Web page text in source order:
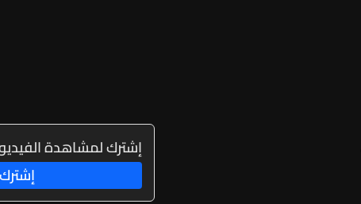
إشترك لمشاهدة
إشترك